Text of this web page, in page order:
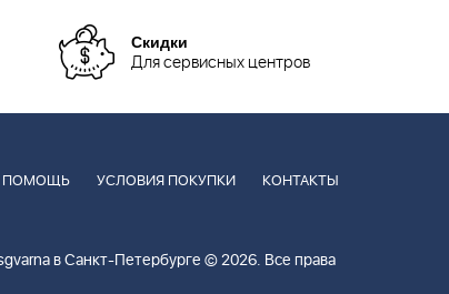
Скидки
Для сервисных центров
ПОМОЩЬ УСЛОВИЯ ПОКУПКИ КОНТАКТЫ
в Санкт-Петербурге © 2026. Все права